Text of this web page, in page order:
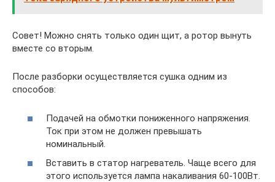
Совет! Можно снять только один щит, а ротор вынуть
вместе со вторым.
После разборки осуществляется сушка одним из
способов:
Подачей на обмотки пониженного напряжения.
Ток при этом не должен превышать
номинальный.
Вставить в статор нагреватель. Чаще всего для
этого используется лампа накаливания 60-100Вт.